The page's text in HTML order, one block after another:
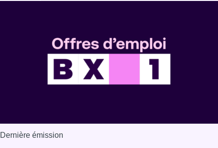
Dernière émission